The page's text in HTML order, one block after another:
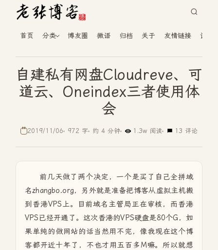
首页 分类 博友圈 微语 归档 关于 友情链接 读者
自建私有网盘Cloudreve、可
道云、Oneindex三者使用体
会
2019/11/06 972 字 约 4 分钟 1.3w 阅读 13 评论
前几天做了两个决定，一个是买了自己全拼域
名zhangbo.org，另外就是准备把博客从虚拟主机搬
到香港VPS上。目前域名主管局正在审核，而香港
VPS已经开通了。这次香港的VPS硬盘是80个G，如
果单纯的做网站的话当然用不完，像我现在这个博
客都开近十年了，不也才用五百多M嘛。所以就想